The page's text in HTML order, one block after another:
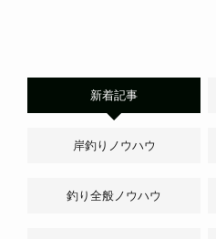
新着記事
岸釣りノウハウ
釣り全般ノウハウ